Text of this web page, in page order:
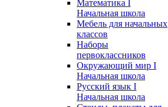
Математика I
Начальная школа
Мебель для начальных
классов
Наборы
первоклассников
Окружающий мир I
Начальная школа
Русский язык I
Начальная школа